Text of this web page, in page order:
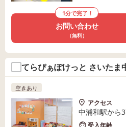
1分で完了！
お問い合わせ
（無料）
てらぴぁぽけっと さいたま
空きあり
アクセス
中浦和駅から
受入年齢